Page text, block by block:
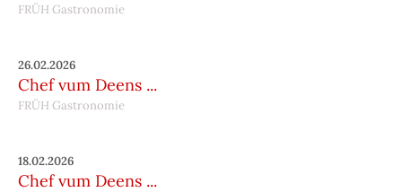
FRÜH Gastronomie
26.02.2026
Chef vum Deens ...
FRÜH Gastronomie
18.02.2026
Chef vum Deens ...